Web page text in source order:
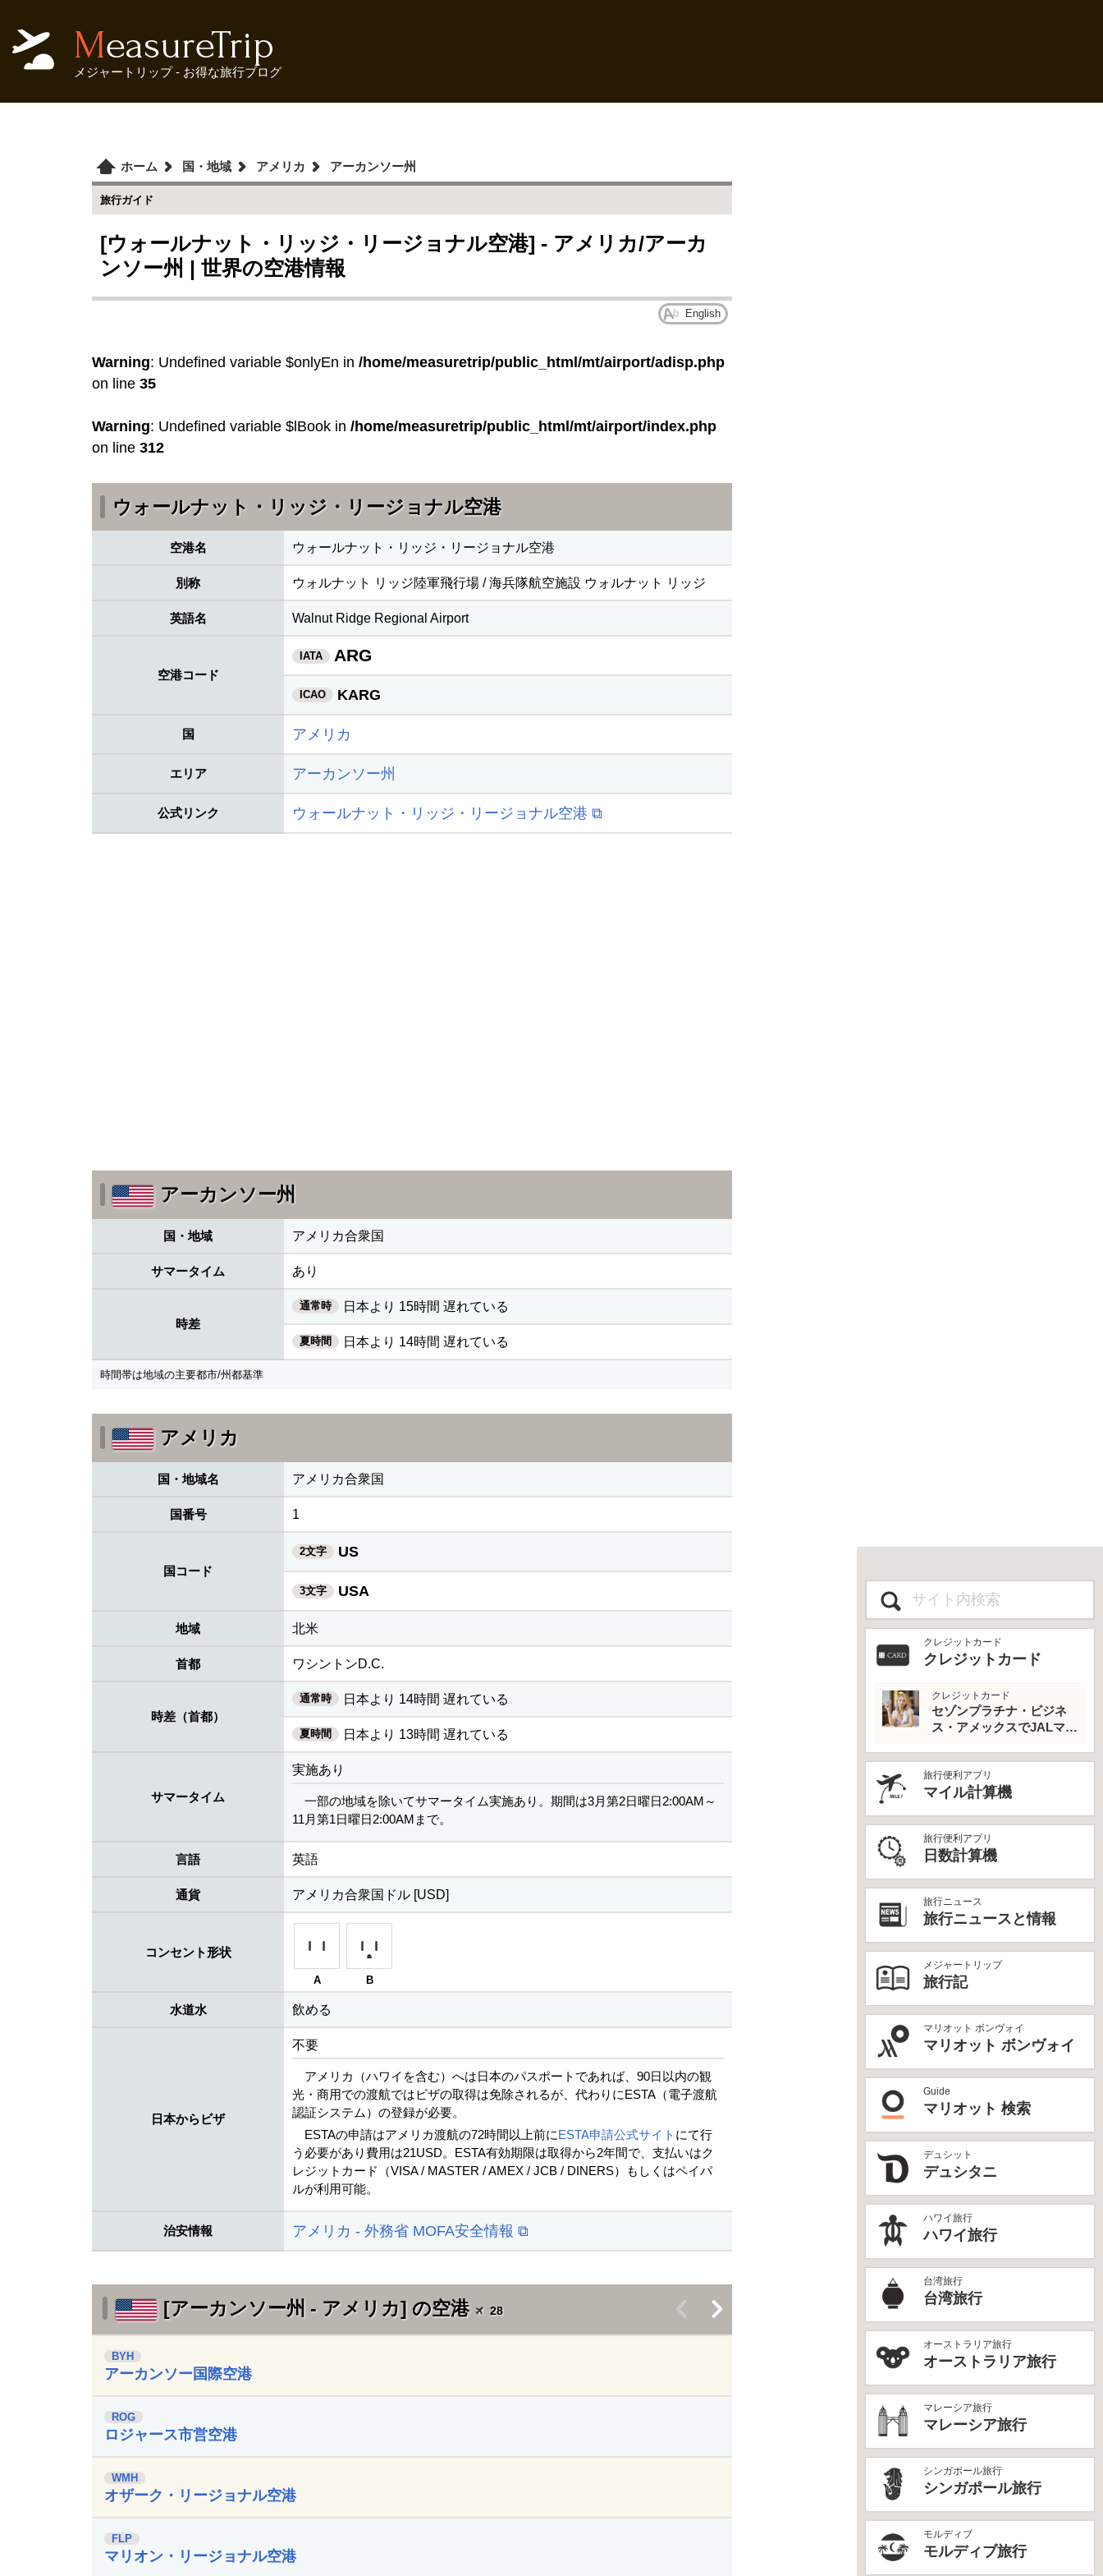
MeasureTrip
メジャートリップ - お得な旅行ブログ
ホーム 国・地域 アメリカ アーカンソー州
旅行ガイド
[ウォールナット・リッジ・リージョナル空港] - アメリカ/アーカ
ンソー州 | 世界の空港情報
English
Warning: Undefined variable $onlyEn in /home/measuretrip/public_html/mt/airport/adisp.php
on line 35
Warning: Undefined variable $lBook in /home/measuretrip/public_html/mt/airport/index.php
on line 312
ウォールナット・リッジ・リージョナル空港
空港名 ウォールナット・リッジ・リージョナル空港
別称 ウォルナット リッジ陸軍飛行場 / 海兵隊航空施設 ウォルナット リッジ
英語名 Walnut Ridge Regional Airport
空港コード
IATA ARG
ICAO KARG
国 アメリカ
エリア アーカンソー州
公式リンク ウォールナット・リッジ・リージョナル空港 ⧉
アーカンソー州
国・地域 アメリカ合衆国
サマータイム あり
時差
通常時 日本より 15時間 遅れている
夏時間 日本より 14時間 遅れている
時間帯は地域の主要都市/州都基準
アメリカ
国・地域名 アメリカ合衆国
国番号 1
国コード
2文字 US
3文字 USA
地域 北米
首都 ワシントンD.C.
時差（首都）
通常時 日本より 14時間 遅れている
夏時間 日本より 13時間 遅れている
サマータイム
実施あり
一部の地域を除いてサマータイム実施あり。期間は3月第2日曜日2:00AM～
11月第1日曜日2:00AMまで。
言語 英語
通貨 アメリカ合衆国ドル [USD]
コンセント形状
A B
水道水 飲める
日本からビザ
不要
アメリカ（ハワイを含む）へは日本のパスポートであれば、90日以内の観
光・商用での渡航ではビザの取得は免除されるが、代わりにESTA（電子渡航
認証システム）の登録が必要。
ESTAの申請はアメリカ渡航の72時間以上前にESTA申請公式サイト にて行
う必要があり費用は21USD。ESTA有効期限は取得から2年間で、支払いはク
レジットカード（VISA / MASTER / AMEX / JCB / DINERS）もしくはペイパ
ルが利用可能。
治安情報 アメリカ - 外務省 MOFA安全情報 ⧉
[アーカンソー州 - アメリカ] の空港 28
BYH
アーカンソー国際空港
ROG
ロジャース市営空港
WMH
オザーク・リージョナル空港
FLP
マリオン・リージョナル空港
クレジットカード
クレジットカード
クレジットカード
セゾンプラチナ・ビジネ
ス・アメックスでJALマイ
を最大活用！
旅行便利アプリ
マイル計算機
旅行便利アプリ
日数計算機
旅行ニュース
旅行ニュースと情報
メジャートリップ
旅行記
マリオット ボンヴォイ
マリオット ボンヴォイ
Guide
マリオット 検索
デュシット
デュシタニ
ハワイ旅行
ハワイ旅行
台湾旅行
台湾旅行
オーストラリア旅行
オーストラリア旅行
マレーシア旅行
マレーシア旅行
シンガポール旅行
シンガポール旅行
モルディブ
モルディブ旅行